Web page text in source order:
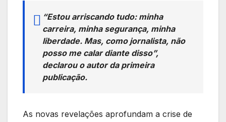
“Estou arriscando tudo: minha
carreira, minha segurança, minha
liberdade. Mas, como jornalista, não
posso me calar diante disso”,
declarou o autor da primeira
publicação.
As novas revelações aprofundam a crise de